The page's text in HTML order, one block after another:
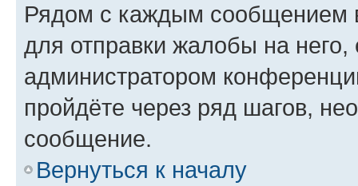
Рядом с каждым сообщением
для отправки жалобы на
администратором
пройдёте через ряд шагов,
сообщение.
Вернуться к началу